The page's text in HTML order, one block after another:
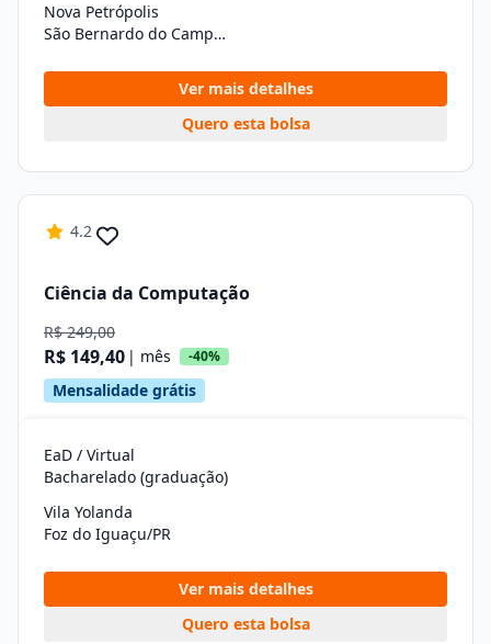
Nova Petrópolis
São Bernardo do Campo/SP
Ver mais detalhes
Quero esta bolsa
4.2
Ciência da Computação
R$ 249,00
R$ 149,40 | mês -40%
Mensalidade grátis
EaD / Virtual
Bacharelado (graduação)
Vila Yolanda
Foz do Iguaçu/PR
Ver mais detalhes
Quero esta bolsa